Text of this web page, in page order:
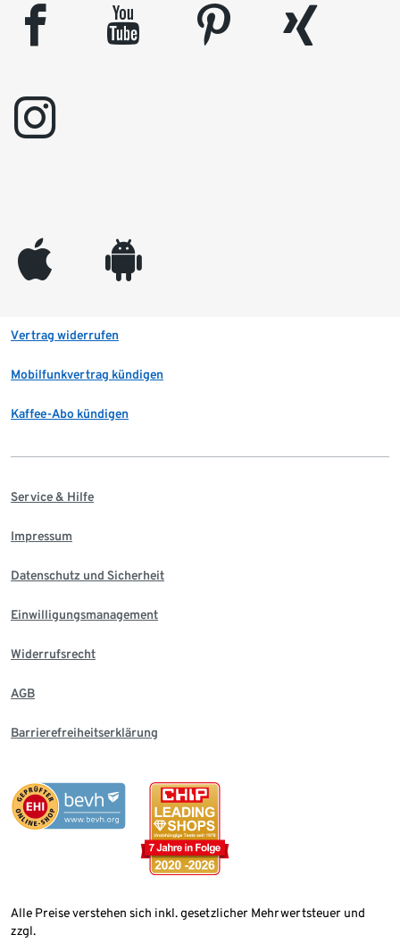
facebook youtube pinterest
xing
instagram
appleinc android
Vertrag widerrufen
Mobilfunkvertrag kündigen
Kaffee-Abo kündigen
Service & Hilfe
Impressum
Datenschutz und Sicherheit
Einwilligungsmanagement
Widerrufsrecht
AGB
Barrierefreiheitserklärung
Alle Preise verstehen sich inkl. gesetzlicher Mehrwertsteuer und
zzgl.